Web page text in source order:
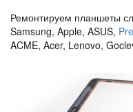
Ремонтируем планшеты
Samsung, Apple, ASUS,
ACME, Acer, Lenovo,